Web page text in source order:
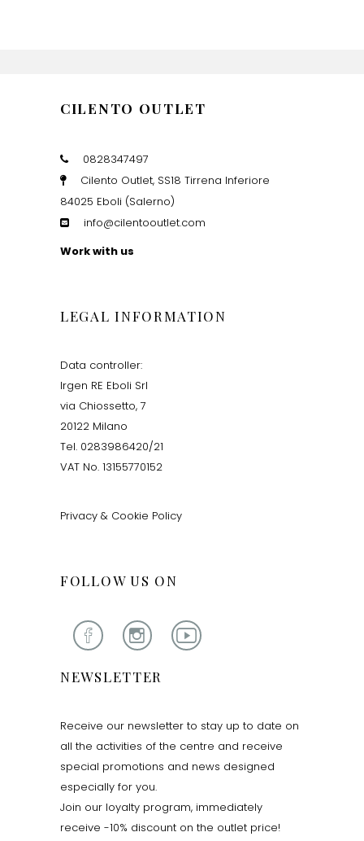
CILENTO OUTLET
0828347497
Cilento Outlet, SS18 Tirrena Inferiore
84025 Eboli (Salerno)
info@cilentooutlet.com
Work with us
LEGAL INFORMATION
Data controller:
Irgen RE Eboli Srl
via Chiossetto, 7
20122 Milano
Tel. 0283986420/21
VAT No. 13155770152
Privacy & Cookie Policy
FOLLOW US ON
NEWSLETTER
Receive our newsletter to stay up to date on
all the activities of the centre and receive
special promotions and news designed
especially for you.
Join our loyalty program, immediately
receive -10% discount on the outlet price!